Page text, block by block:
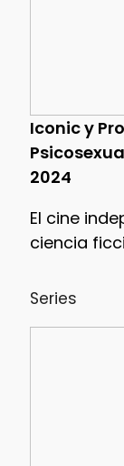
Iconic y
2024
El cine
ciencia
Series